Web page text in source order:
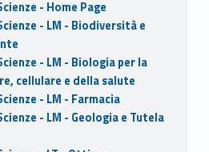
- Home Page
- LM - Biodiversità e
- LM - Biologia per la
cellulare e della salute
- LM - Farmacia
- LM - Geologia e Tutela